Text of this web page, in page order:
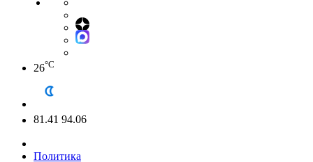
26°C
81.41 94.06
Политика